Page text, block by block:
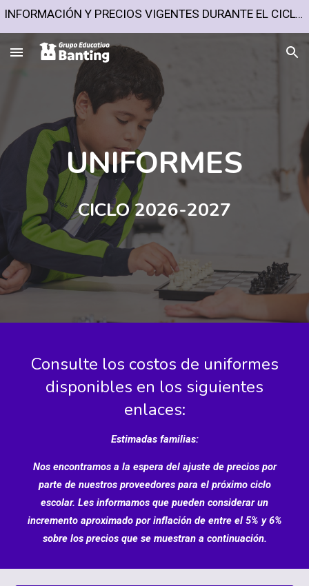
INFORMACIÓN Y PRECIOS VIGENTES DURANTE EL CICLO ESCOLAR 2026-2027
UNIFORMES
CICLO 2026-2027
Consulte los costos de uniformes
disponibles en los siguientes
enlaces:
Estimadas familias:
Nos encontramos a la espera del ajuste de precios por
parte de nuestros proveedores para el próximo ciclo
escolar. Les informamos que pueden considerar un
incremento aproximado por inflación de entre el 5% y 6%
sobre los precios que se muestran a continuación.